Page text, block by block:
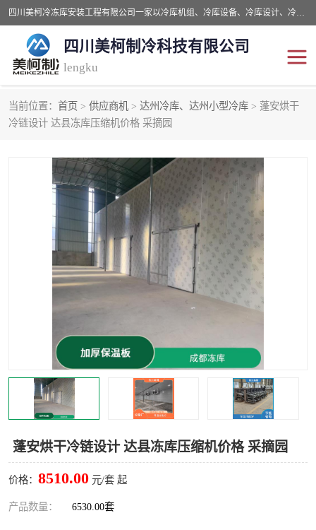
四川美柯冷冻库安装工程有限公司一家以冷库机组、冷库设备、冷库设计、冷冻库设备销售、冷库安装、冻库安装价格及技术服务为一体的综合企业，咨询热线：同等设备材料优惠10% 。公司各种类型安装组合式冷库、冷冻库、冷藏库、气调保鲜库、并提供成套设备供应、安装与调试、维护与维修、技术咨询、操作维修人员技术培训等
四川美柯制冷科技有限公司
lengku
当前位置： 首页 > 供应商机 > 达州冷库、达州小型冷库 > 蓬安烘干
冷链设计 达县冻库压缩机价格 采摘园
蓬安烘干冷链设计 达县冻库压缩机价格 采摘园
价格： 8510.00 元/套 起
产品数量： 6530.00套
冷库安装，冷库价格
成都冻库，成都冻库价格 绵阳冻库,绵阳保鲜冷库
德阳冻库安装，德阳冷库 广元冻库安装,广元冻库造
价
南充冻库设计,南充冻库安 遂宁冻库
资阳冻库，资阳冻库安装 泸州冻库，泸州冷库
乐山冻库,乐山保鲜冷库 自贡冻库组装
烘干冷链 冻库安装，小型冻库造价
内江冷库，内江冻库 宜宾冷库，宜宾冻库设备